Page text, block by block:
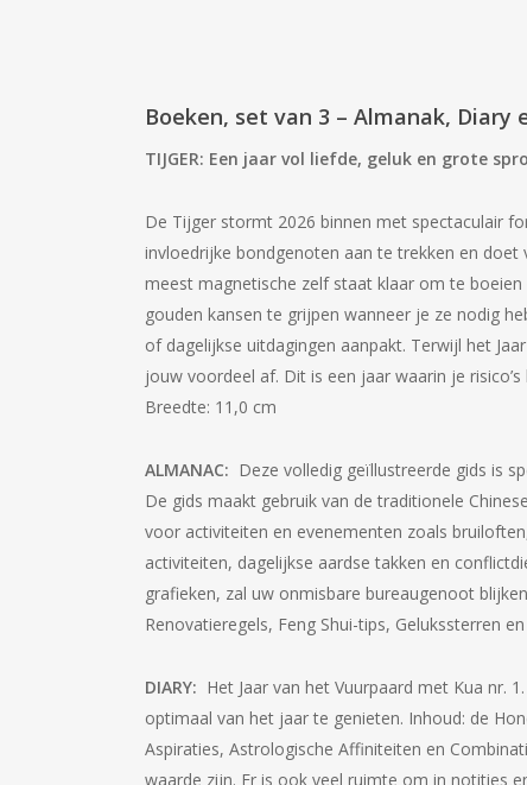
Boeken, set van 3 – Almanak,
TIJGER: Een jaar vol liefde, geluk en grote
De Tijger stormt 2026 binnen met spectaculair
invloedrijke bondgenoten aan te trekken en
meest magnetische zelf staat klaar om te
gouden kansen te grijpen wanneer je ze nodig
of dagelijkse uitdagingen aanpakt. Terwijl het
jouw voordeel af. Dit is een jaar waarin je
Breedte: 11,0 cm
ALMANAC: Deze volledig geïllustreerde gids is
De gids maakt gebruik van de traditionele
voor activiteiten en evenementen zoals
activiteiten, dagelijkse aardse takken en
grafieken, zal uw onmisbare bureaugenoot
Renovatieregels, Feng Shui-tips, Gelukssterren
DIARY: Het Jaar van het Vuurpaard met Kua nr.
optimaal van het jaar te genieten. Inhoud: de
Aspiraties, Astrologische Affiniteiten en
waarde zijn. Er is ook veel ruimte om in notities